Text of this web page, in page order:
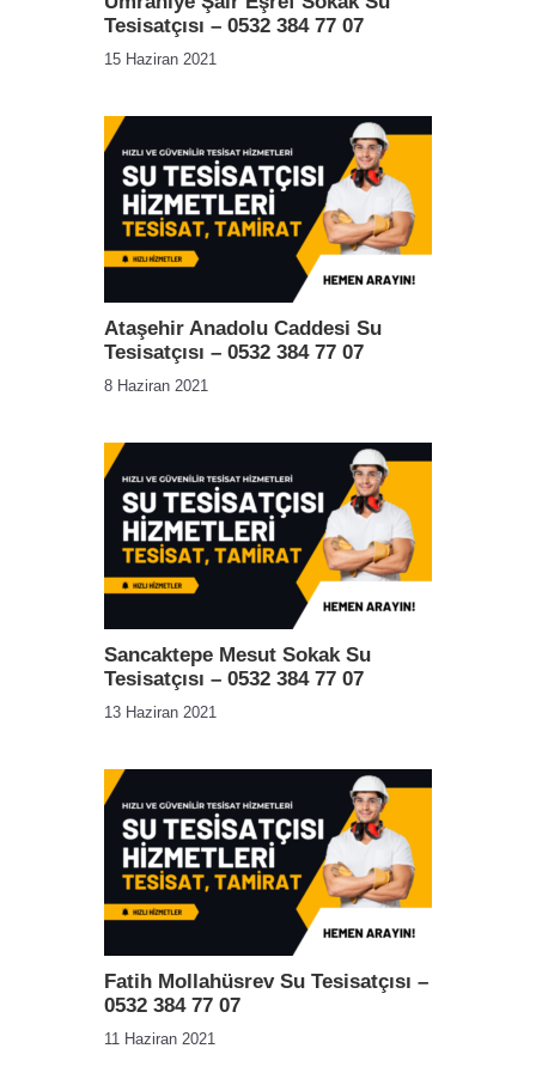
Tesisatçısı – 0532 384 77 07
15 Haziran 2021
Ataşehir Anadolu Caddesi Su
Tesisatçısı – 0532 384 77 07
8 Haziran 2021
Sancaktepe Mesut Sokak Su
Tesisatçısı – 0532 384 77 07
13 Haziran 2021
Fatih Mollahüsrev Su Tesisatçısı –
0532 384 77 07
11 Haziran 2021